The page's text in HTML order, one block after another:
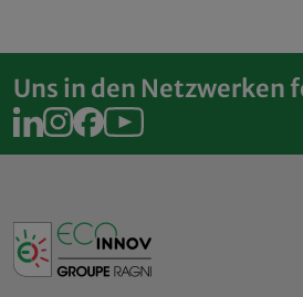
Uns in den Netzwerken